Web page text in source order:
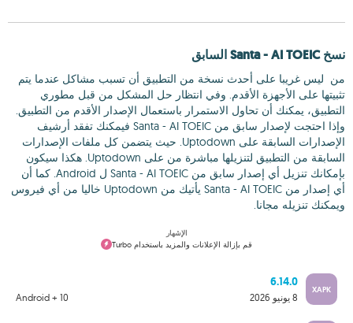
‫نسخ Santa - AI TOEIC السابق
من ‬ ليس غريبا على أحدث نسخة من التطبيق أن تسبب مشاكل عندما يتم
تثبيتها على الأجهزة الأقدم. وفي انتظار حل المشكل من قبل مطوري
التطبيق، يمكنك أن تحاول الاستمرار باستعمال الإصدار الأقدم من التطبيق.
الإصدارات السابقة على Uptodown. حيث يتضمن كل ملفات الإصدارات
السابقة من التطبيق لتنزيلها مباشرة من على Uptodown. هكذا سيكون
بإمكانك تنزيل أي إصدار سابق من Santa - AI TOEIC ل Android. كما أن
أي إصدار من Santa - AI TOEIC يأتيك من Uptodown خاليا من أي فيروس
ويمكنك تنزيله مجانا.
الإشهار
قم بإزالة الإعلانات والمزيد باستخدام Turbo
XAPK
6.14.0
Android + 10 8 يونيو 2026